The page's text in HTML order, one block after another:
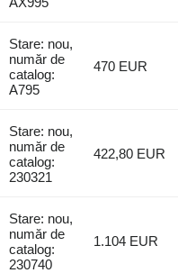
Stare: nou,
număr de
catalog:
A795
470 EUR
Stare: nou,
număr de
catalog:
230321
422,80 EUR
Stare: nou,
număr de
catalog:
230740
1.104 EUR